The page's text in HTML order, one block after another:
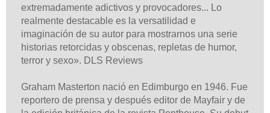
extremadamente adictivos y provocadores... Lo
realmente destacable es la versatilidad e
imaginación de su autor para mostrarnos una serie
historias retorcidas y obscenas, repletas de humor,
terror y sexo». DLS Reviews
Graham Masterton nació en Edimburgo en 1946. Fue
reportero de prensa y después editor de Mayfair y de